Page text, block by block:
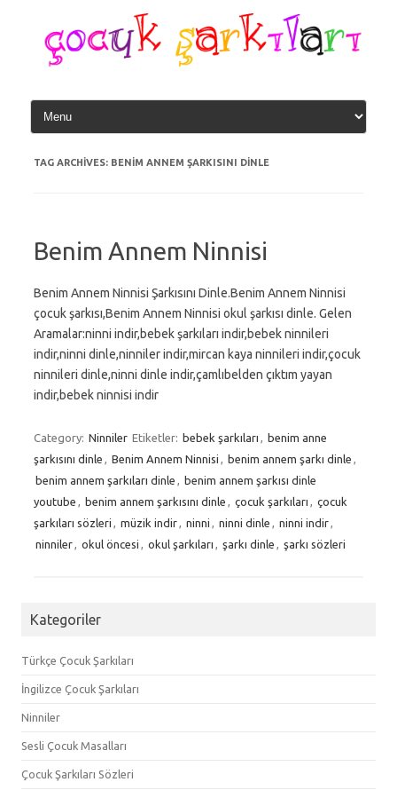
content
TAG ARCHIVES: BENIM ANNEM ŞARKISINI DINLE
Benim Annem Ninnisi
Benim Annem Ninnisi Şarkısını Dinle.Benim Annem Ninnisi
çocuk şarkısı,Benim Annem Ninnisi okul şarkısı dinle. Gelen
Aramalar:ninni indir,bebek şarkıları indir,bebek ninnileri
indir,ninni dinle,ninniler indir,mircan kaya ninnileri indir,çocuk
ninnileri dinle,ninni dinle indir,çamlıbelden çıktım yayan
indir,bebek ninnisi indir
Category: Ninniler Etiketler: bebek şarkıları
benim anne
şarkısını dinle
Benim Annem Ninnisi benim annem şarkı dinle
benim annem şarkıları dinle
benim annem şarkısı dinle
youtube
benim annem şarkısını dinle çocuk şarkıları
çocuk
şarkıları sözleri
müzik indir ninni ninni dinle ninni indir
ninniler
okul öncesi okul şarkıları şarkı dinle şarkı sözleri
Kategoriler
Türkçe Çocuk Şarkıları
İngilizce Çocuk Şarkıları
Ninniler
Sesli Çocuk Masalları
Çocuk Şarkıları Sözleri